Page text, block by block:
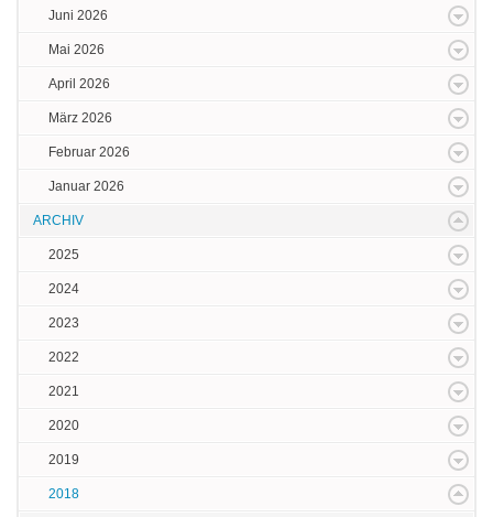
Juni 2026
Mai 2026
April 2026
März 2026
Februar 2026
Januar 2026
ARCHIV
2025
2024
2023
2022
2021
2020
2019
2018